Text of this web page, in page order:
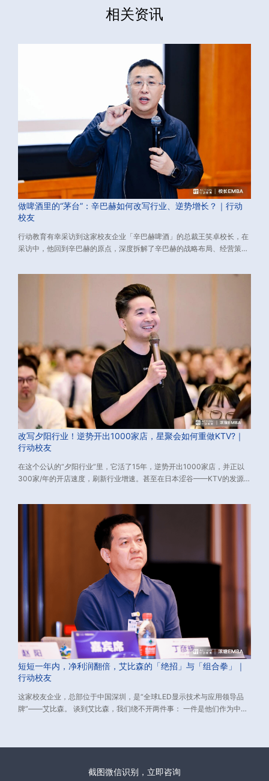
相关资讯
做啤酒里的“茅台”：辛巴赫如何改写行业、逆势增长？｜行动
校友
行动教育有幸采访到这家校友企业「辛巴赫啤酒」的总裁王笑卓校长，在
采访中，他回到辛巴赫的原点，深度拆解了辛巴赫的战略布局、经营策
改写夕阳行业！逆势开出1000家店，星聚会如何重做KTV?｜
行动校友
在这个公认的“夕阳行业”里，它活了15年，逆势开出1000家店，并正以
300家/年的开店速度，刷新行业增速。甚至在日本涩谷——KTV的发源
短短一年内，净利润翻倍，艾比森的「绝招」与「组合拳」｜
行动校友
这家校友企业，总部位于中国深圳，是“全球LED显示技术与应用领导品
牌”——艾比森。 谈到艾比森，我们绕不开两件事： 一件是他们作为中国
截图微信识别，立即咨询